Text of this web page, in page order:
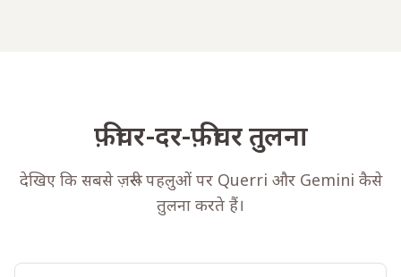
फ़ीचर-दर-फ़ीचर तुलना
देखिए कि सबसे ज़रूरी पहलुओं पर Querri और Gemini कैसे
तुलना करते हैं।